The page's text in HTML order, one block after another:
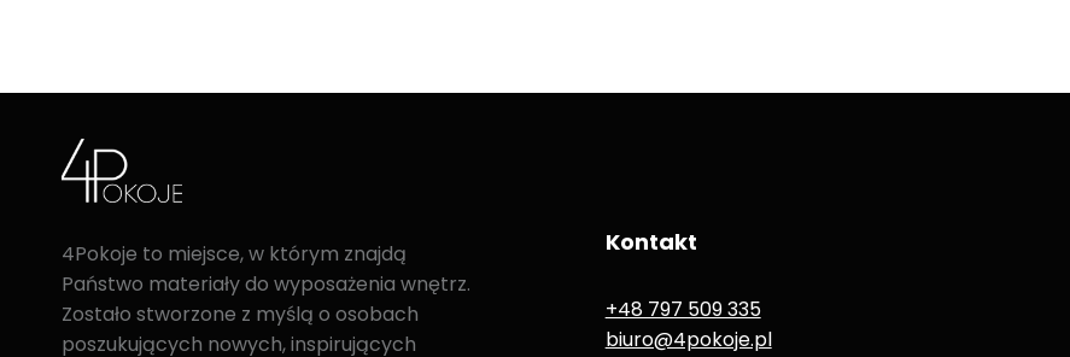
4Pokoje to miejsce, w którym znajdą
Państwo materiały do wyposażenia wnętrz.
Zostało stworzone z myślą o osobach
poszukujących nowych, inspirujących
Kontakt
+48 797 509 335
biuro@4pokoje.pl